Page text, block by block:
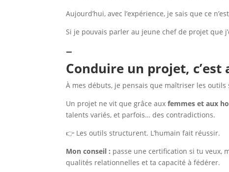
Aujourd’hui, avec l’expérience, je sais que ce
Si je pouvais parler au jeune chef de projet que
–
Conduire un projet,
À mes débuts, je pensais que maîtriser les
Un projet ne vit que grâce auxfemmes et aux
talents variés, et parfois… des contradictions.
👉 Les outils structurent. L’humain fait réussir.
Mon conseil : passe une certification si tu veux,
qualités relationnelles et ta capacité à fédérer.